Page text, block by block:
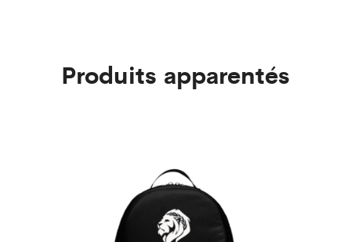
Produits apparentés